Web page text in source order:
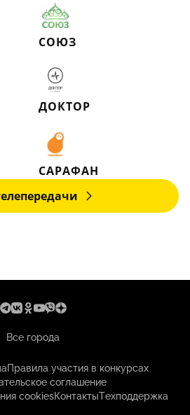
СОЮЗ
ДОКТОР
САРАФАН
Все города
Правила участия в конкурсах
соглашение
cookiesКонтактыТехподдержка